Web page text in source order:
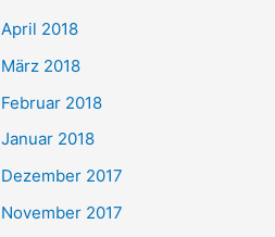
April 2018
März 2018
Februar 2018
Januar 2018
Dezember 2017
November 2017